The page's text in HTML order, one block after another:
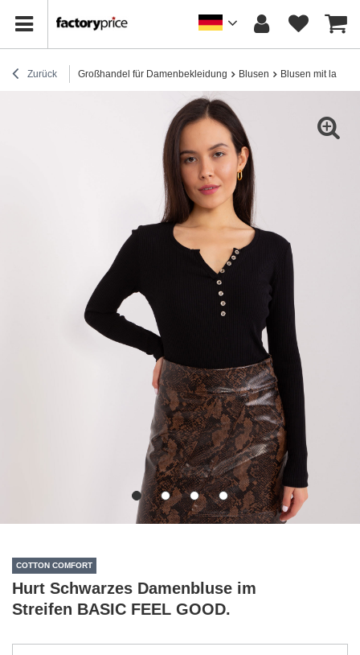
Zurück Großhandel für Damenbekleidung Blusen Blusen mit
COTTON COMFORT
Hurt Schwarzes Damenbluse im
Streifen BASIC FEEL GOOD.